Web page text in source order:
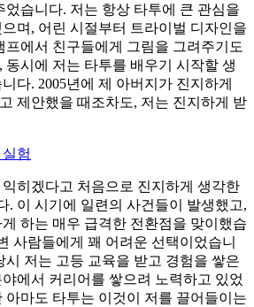
었습니다. 저는 항상 타투에 큰 관심을
며, 어린 시절부터 트라이벌 디자인을
프에서 친구들에게 그림을 그려주기도
동시에 저는 타투를 배우기 시작할 생
다. 2005년에 제 아버지가 진지하게
제안했을 때조차도, 저는 진지하게 받
험
히겠다고 처음으로 진지하게 생각한
. 이 시기에 일련의 사건들이 발생했고,
하는 매우 급격한 전환점을 맞이했습
사람들에게 꽤 어려운 선택이었습니
시 저는 고등 교육을 받고 경험을 쌓은
에서 커리어를 쌓으려 노력하고 있었
아마도 타투는 이것이 저를 끌어들이는